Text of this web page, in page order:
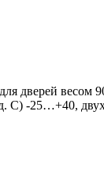
дверей
С) -25…+40,